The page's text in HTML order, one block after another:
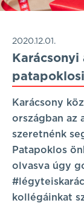
2020.12.01.
Karácsony
országban az
szeretnénk
Patapoklos
olvasva úgy
kollégáinkat